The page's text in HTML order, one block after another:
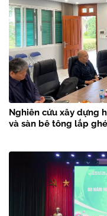
Nghiên cứu xây dựng
và sàn bê tông lắp